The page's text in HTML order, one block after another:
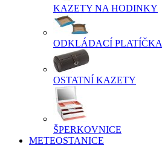
KAZETY NA HODINKY
ODKLÁDACÍ PLATÍČKA
OSTATNÍ KAZETY
ŠPERKOVNICE
METEOSTANICE